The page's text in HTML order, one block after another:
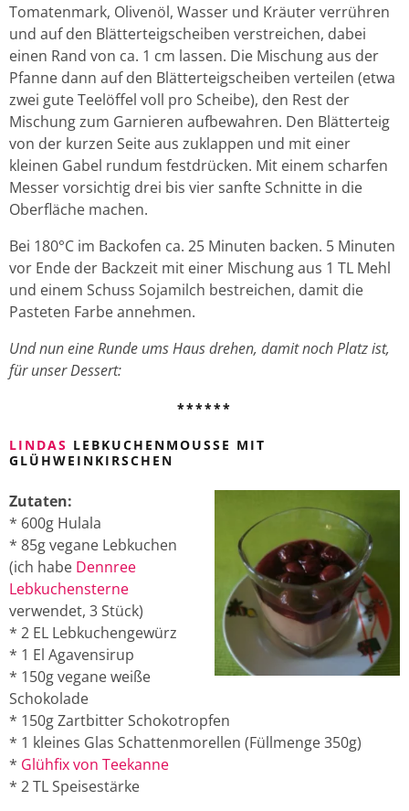
Tomatenmark, Olivenöl, Wasser und Kräuter verrühren
und auf den Blätterteigscheiben verstreichen, dabei
einen Rand von ca. 1 cm lassen. Die Mischung aus der
Pfanne dann auf den Blätterteigscheiben verteilen (etwa
zwei gute Teelöffel voll pro Scheibe), den Rest der
Mischung zum Garnieren aufbewahren. Den Blätterteig
von der kurzen Seite aus zuklappen und mit einer
kleinen Gabel rundum festdrücken. Mit einem scharfen
Messer vorsichtig drei bis vier sanfte Schnitte in die
Oberfläche machen.
Bei 180°C im Backofen ca. 25 Minuten backen. 5 Minuten
vor Ende der Backzeit mit einer Mischung aus 1 TL Mehl
und einem Schuss Sojamilch bestreichen, damit die
Pasteten Farbe annehmen.
Und nun eine Runde ums Haus drehen, damit noch Platz ist,
für unser Dessert:
******
LINDAS LEBKUCHENMOUSSE MIT
GLÜHWEINKIRSCHEN
Zutaten:
* 600g Hulala
* 85g vegane Lebkuchen
(ich habe Dennree
Lebkuchensterne
verwendet, 3 Stück)
* 2 EL Lebkuchengewürz
* 1 El Agavensirup
* 150g vegane weiße
Schokolade
* 150g Zartbitter Schokotropfen
* 1 kleines Glas Schattenmorellen (Füllmenge 350g)
* Glühfix von Teekanne
* 2 TL Speisestärke